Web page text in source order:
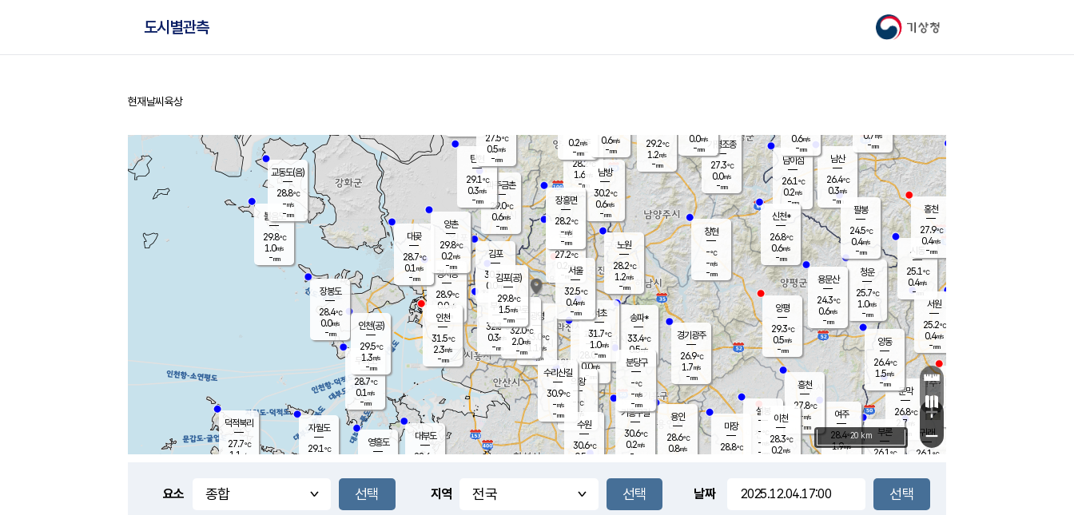
기상청
도시별관측
홈
현재날씨 육상
풍도
문막
26.8℃
2.7m/s
mm
남이섬
26.1℃
0.2m/s
-mm
무의도
28.7℃
0.1 m/s
-mm
영흥도
볼음도
29.8℃
1.0m/s
-mm
자월도
29.1℃
양주
28.2℃
1.6
-mm
부론
26.1 ℃
과천
28.0℃
0.0m/s
- mm
남산
26.4℃
0.3m/s
-mm
장봉도
28.4℃
0.0m/s
-mm
청운
25.7℃
1.0m/s
-mm
팔봉
24.5℃
0.4m/s
-mm
-mm
용인
28.6℃
0.8m/s
여주
28.4℃
1.9m/s
양동
26.4℃
1.5m/s
-mm
경기광주
26.9℃
1.7m/s
-mm
장호원
0.6m/s
-mm
대부도
28.6
경서동
28.9℃
0.0m/s
-mm
파주금촌
29.0℃
0.6m/s
-mm
가평조종
27.3℃
0.0m/s
-mm
29.2℃
1.2m/s
-mm
대곶
28.7℃
0.1 m/s
-mm
신천*
26.8℃
0.6m/s
-mm
창현
-℃
-m/s
-mm
탄현
29.1℃
0.3m/s
-mm
0.0m/s
-mm
흥천
27.8℃
-m/s
-mm
마장
28.8℃
의왕
- ℃
m/s
mm
김포
30.3℃
0.0 m/s
mm
설봉
-
-m/s
- mm
광명
33.0
℃
1.1 m/s
-mm
부천
32.3℃
0.3m/s
-mm
양촌
29.8℃
0.2m/s
-mm
구로
32.0℃
2.0m/s
-mm
은평
27.2℃
0.2 m/s
- mm
노원
28.2℃
1.2m/s
-mm
송파*
33.4℃
0.5m/s
-mm
서초
31.7℃
1.0m/s
-mm
남방
30.2℃
0.6m/s
-mm
기흥구갈
30.6℃
0.2m/s
-
수리산길
30.9℃
-m/s
-mm
분당구
-℃
-m/s
-mm
장흥면
28.2℃
-m/s
-mm
0.2m/s
-mm
시동
25.1℃
0.4m/s
- mm
귀래
26.1 ℃
서원
25.2℃
0.4m/s
-mm
용문산
24.3℃
0.6m/s
-mm
덕적북리
27.7℃
1.1 m/s
인천(공)
29.5℃
1.3m/s
-mm
김포(공)
29.8℃
1.5m/s
-mm
교동도(음)
28.8℃
-m/s
-mm
홍천
27.9℃
0.4m/s
-mm
이천
28.3℃
0.2m/s
양평
29.3℃
0.5m/s
-mm
수원
30.6℃
0.5 m/s
인천
31.5℃
2.3m/s
-mm
서울
32.5℃
0.4m/s
-mm
0.7 m/s
-mm
27.5℃
0.5m/s
-mm
0.6m/s
-mm
+
−
20 km
요소 지역 날짜